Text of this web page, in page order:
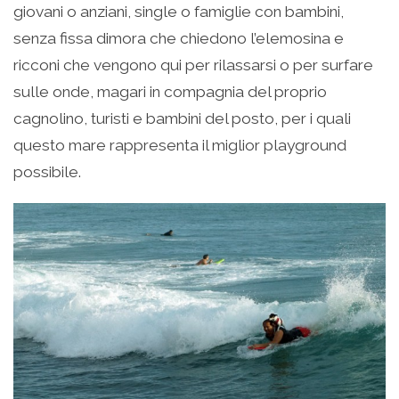
giovani o anziani, single o famiglie con bambini,
senza fissa dimora che chiedono l’elemosina e
ricconi che vengono qui per rilassarsi o per surfare
sulle onde, magari in compagnia del proprio
cagnolino, turisti e bambini del posto, per i quali
questo mare rappresenta il miglior playground
possibile.